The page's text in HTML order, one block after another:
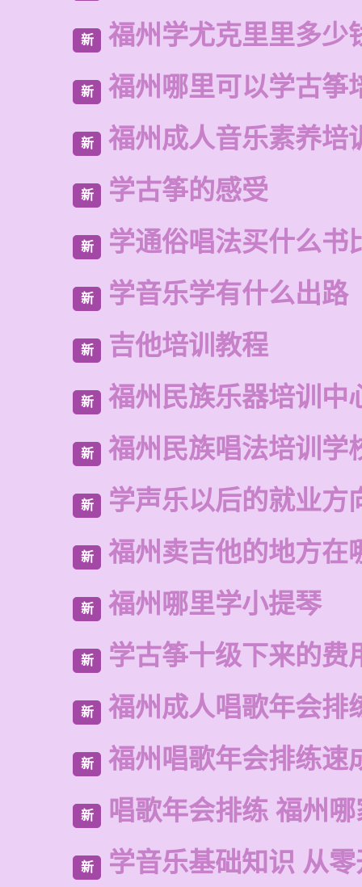
新 福州学尤克里里多少
新 福州哪里可以学古筝
新 福州成人音乐素养培
新 学古筝的感受
新 学通俗唱法买什么书
新 学音乐学有什么出路
新 吉他培训教程
新 福州民族乐器培训中
新 福州民族唱法培训学
新 学声乐以后的就业方
新 福州卖吉他的地方在
新 福州哪里学小提琴
新 学古筝十级下来的费
新 福州成人唱歌年会排
新 福州唱歌年会排练速
新 唱歌年会排练 福州
新 学音乐基础知识 从